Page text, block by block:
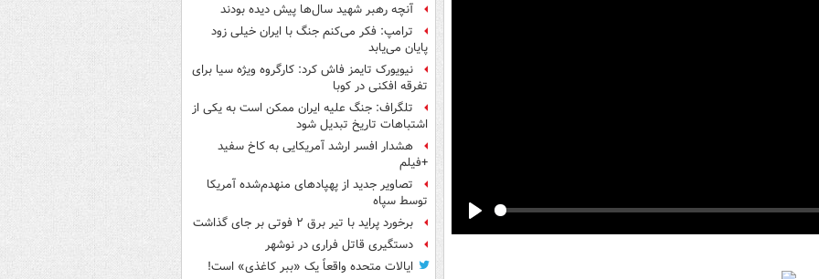
آنچه رهبر شهید سال‌ها پیش دیده بودند
ترامپ: فکر می‌کنم جنگ با ایران خیلی زود
پایان می‌یابد
نیویورک تایمز فاش کرد: کارگروه ویژه سیا برای
تفرقه افکنی در کوبا
تلگراف: جنگ علیه ایران ممکن است به یکی از
اشتباهات تاریخ تبدیل شود
هشدار افسر ارشد آمریکایی به کاخ سفید
+فیلم
تصاویر جدید از پهپادهای منهدم‌شده آمریکا
توسط سپاه
برخورد پراید با تیر برق ۲ فوتی بر جای گذاشت
دستگیری قاتل فراری در نوشهر
ایالات متحده واقعاً یک «ببر کاغذی» است!